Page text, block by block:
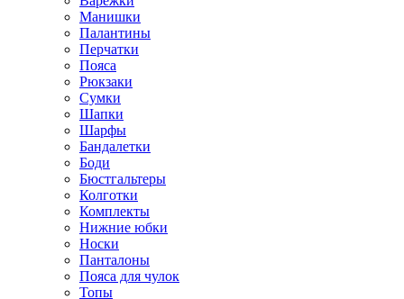
Манишки
Палантины
Перчатки
Пояса
Рюкзаки
Сумки
Шапки
Шарфы
Бандалетки
Боди
Бюстгальтеры
Колготки
Комплекты
Нижние юбки
Носки
Панталоны
Поясa для чулок
Топы